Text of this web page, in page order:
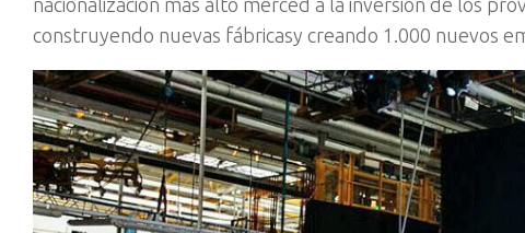
construyendo nuevas fábricasy creando 1.000 nuevos